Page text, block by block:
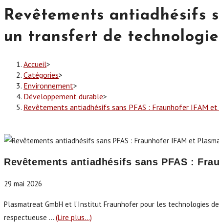
Revêtements antiadhésifs
un transfert de technologie
Accueil>
Catégories>
Environnement>
Développement durable>
Revêtements antiadhésifs sans PFAS : Fraunhofer IFAM
Revêtements antiadhésifs sans PFAS :
29 mai 2026
Plasmatreat GmbH et l’Institut Fraunhofer pour les technologies
respectueuse … (Lire plus…)